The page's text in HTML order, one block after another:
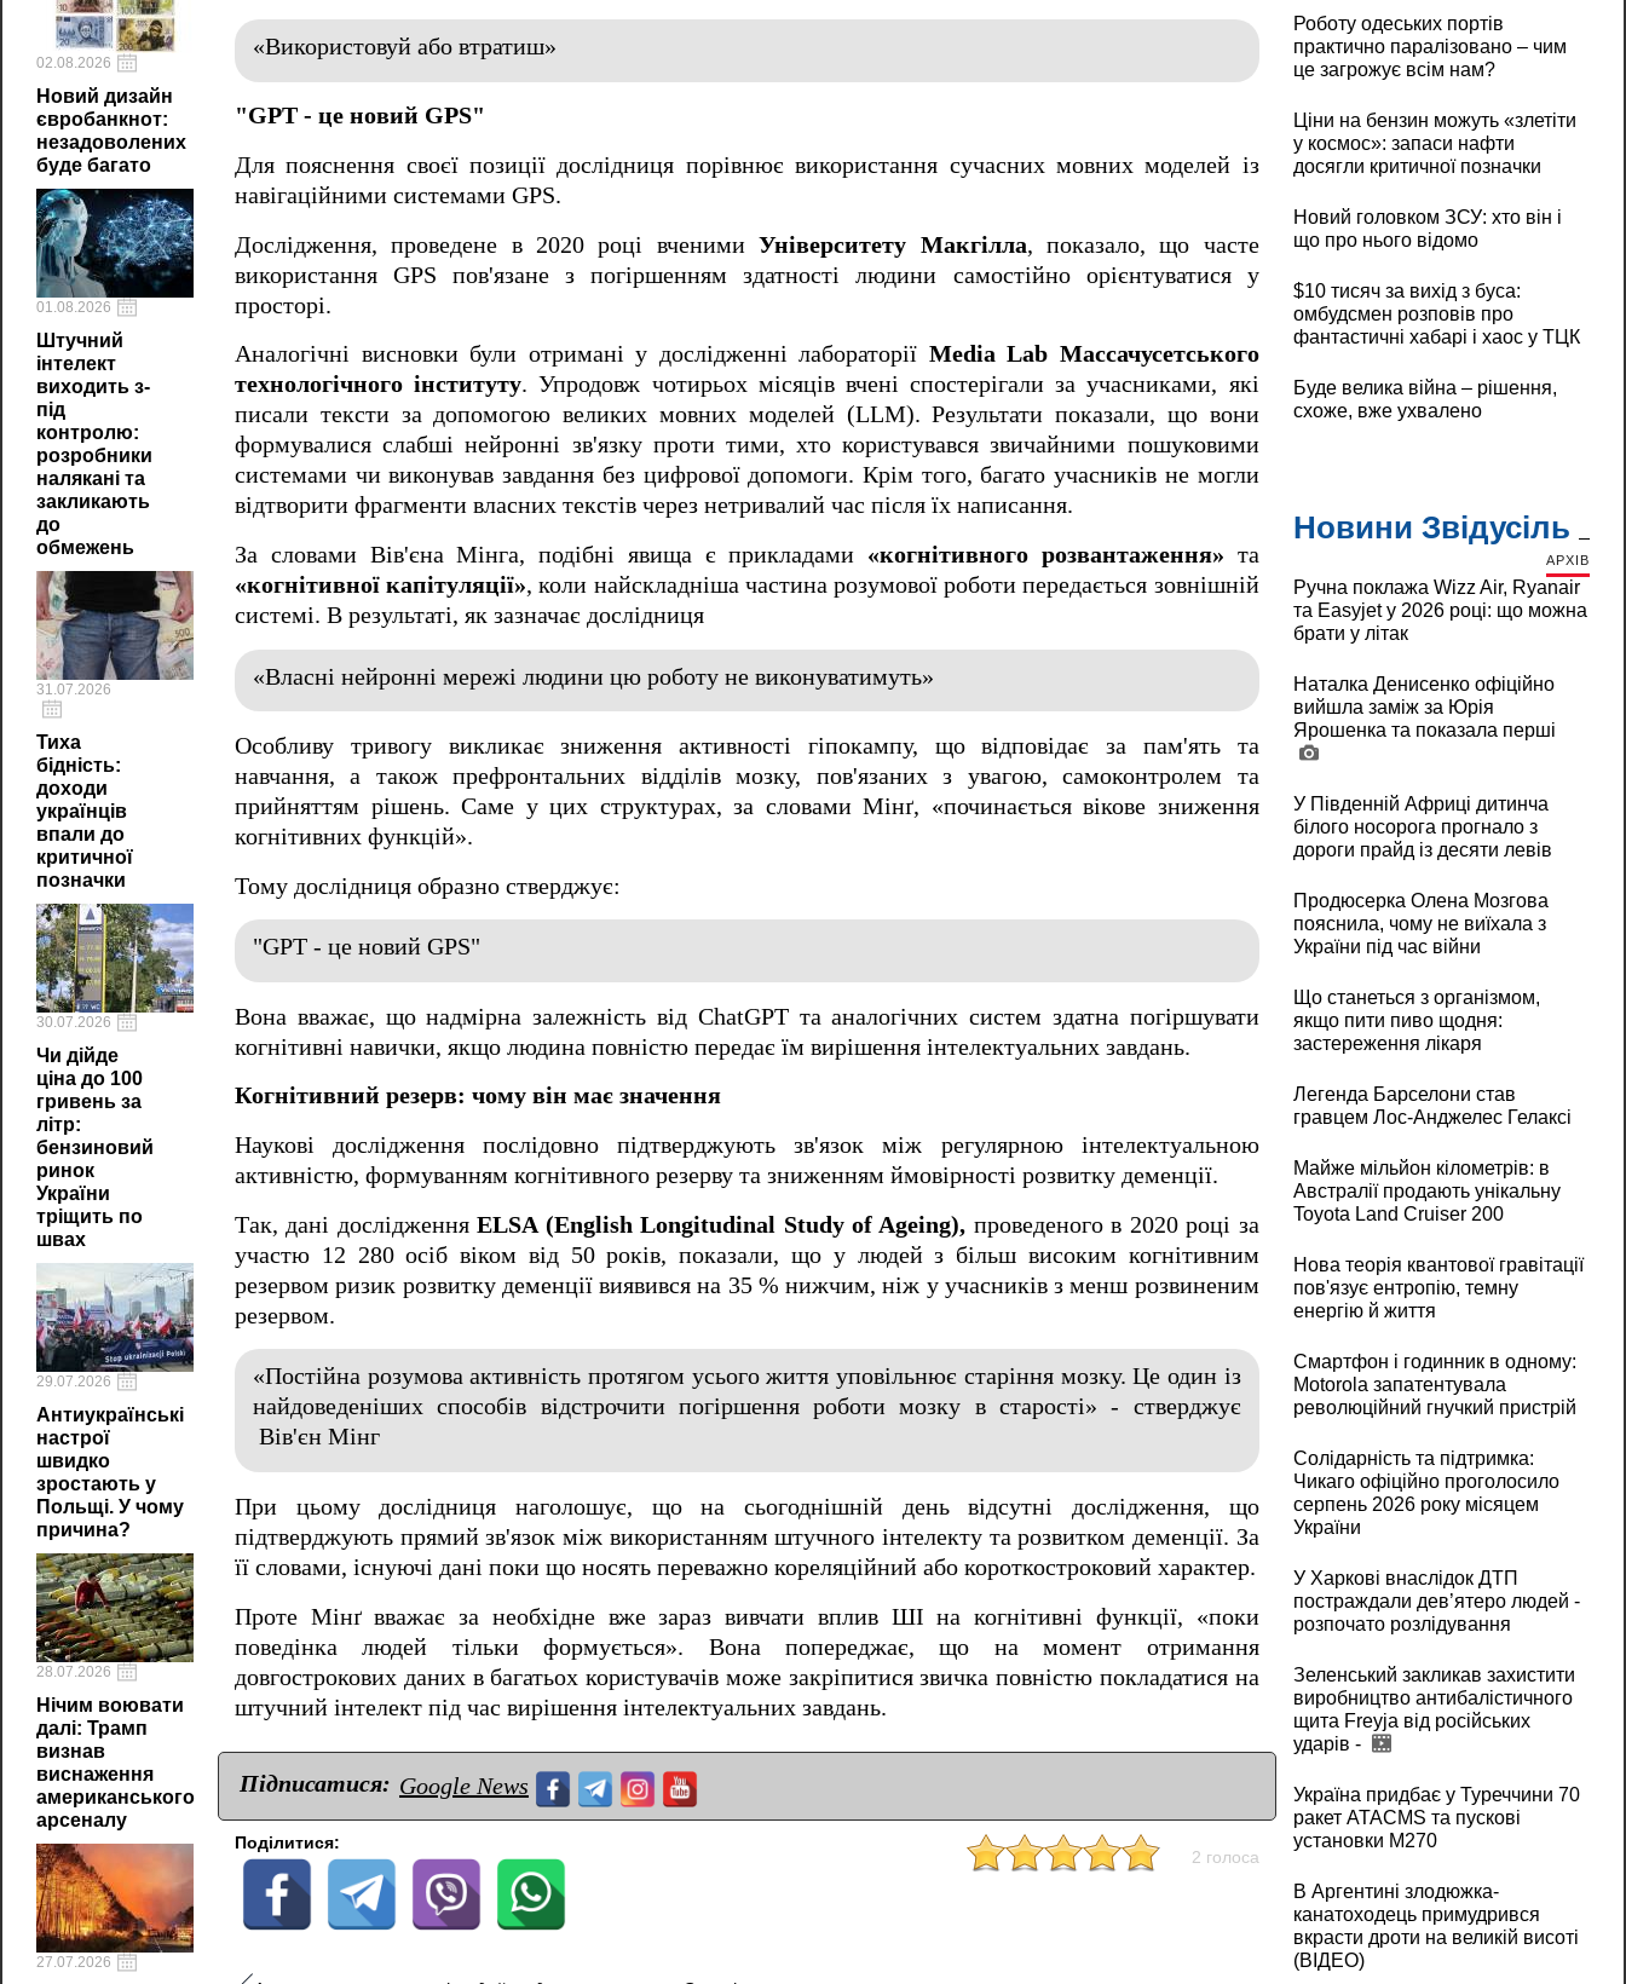
02.08.2026
Новий дизайн
євробанкнот:
незадоволених
буде багато
01.08.2026
Штучний
інтелект
виходить з-
під
контролю:
розробники
налякані та
закликають
до
обмежень
31.07.2026
Тиха
бідність:
доходи
українців
впали до
критичної
позначки
30.07.2026
Чи дійде
ціна до 100
гривень за
літр:
бензиновий
ринок
України
тріщить по
швах
29.07.2026
Антиукраїнські
настрої
швидко
зростають у
Польщі. У чому
причина?
28.07.2026
Нічим воювати
далі: Трамп
визнав
виснаження
американського
арсеналу
27.07.2026
«Використовуй або втратиш»
"GPT - це новий GPS"
Для пояснення своєї позиції дослідниця порівнює використання сучасних мовних моделей із
навігаційними системами GPS.
Дослідження, проведене в 2020 році вченимиУніверситету Макгілла, показало, що часте
використання GPS пов'язане з погіршенням здатності людини самостійно орієнтуватися у
просторі.
Аналогічні висновки були отримані у дослідженні лабораторії Media Lab Массачусетського
технологічного інституту. Упродовж чотирьох місяців вчені спостерігали за учасниками, які
писали тексти за допомогою великих мовних моделей (LLM). Результати показали, що вони
формувалися слабші нейронні зв'язку проти тими, хто користувався звичайними пошуковими
системами чи виконував завдання без цифрової допомоги. Крім того, багато учасників не могли
відтворити фрагменти власних текстів через нетривалий час після їх написання.
За словами Вів'єна Мінга, подібні явища є прикладами «когнітивного розвантаження» та
«когнітивної капітуляції», коли найскладніша частина розумової роботи передається зовнішній
системі. В результаті, як зазначає дослідниця
«Власні нейронні мережі людини цю роботу не виконуватимуть»
Особливу тривогу викликає зниження активності гіпокампу, що відповідає за пам'ять та
навчання, а також префронтальних відділів мозку, пов'язаних з увагою, самоконтролем та
прийняттям рішень. Саме у цих структурах, за словами Мінґ, «починається вікове зниження
когнітивних функцій».
Тому дослідниця образно стверджує:
"GPT - це новий GPS"
Вона вважає, що надмірна залежність від ChatGPT та аналогічних систем здатна погіршувати
когнітивні навички, якщо людина повністю передає їм вирішення інтелектуальних завдань.
Когнітивний резерв: чому він має значення
Наукові дослідження послідовно підтверджують зв'язок між регулярною інтелектуальною
активністю, формуванням когнітивного резерву та зниженням ймовірності розвитку деменції.
Так, дані дослідженняELSA (English Longitudinal Study of Ageing), проведеного в 2020 році за
участю 12 280 осіб віком від 50 років, показали, що у людей з більш високим когнітивним
резервом ризик розвитку деменції виявився на 35 % нижчим, ніж у учасників з менш розвиненим
резервом.
«Постійна розумова активність протягом усього життя уповільнює старіння мозку. Це один із
найдоведеніших способів відстрочити погіршення роботи мозку в старості» - стверджує
Вів'єн Мінг
При цьому дослідниця наголошує, що на сьогоднішній день відсутні дослідження, що
підтверджують прямий зв'язок між використанням штучного інтелекту та розвитком деменції. За
її словами, існуючі дані поки що носять переважно кореляційний або короткостроковий характер.
Проте Мінґ вважає за необхідне вже зараз вивчати вплив ШІ на когнітивні функції, «поки
поведінка людей тільки формується». Вона попереджає, що на момент отримання
довгострокових даних в багатьох користувачів може закріпитися звичка повністю покладатися на
штучний інтелект під час вирішення інтелектуальних завдань.
Підписатися: Google News
Поділитися:
2 голоса
Роботу одеських портів
практично паралізовано – чим
це загрожує всім нам?
Ціни на бензин можуть «злетіти
у космос»: запаси нафти
досягли критичної позначки
Новий головком ЗСУ: хто він і
що про нього відомо
$10 тисяч за вихід з буса:
омбудсмен розповів про
фантастичні хабарі і хаос у ТЦК
Буде велика війна – рішення,
схоже, вже ухвалено
Новини Звідусіль
АРХІВ
Ручна поклажа Wizz Air, Ryanair
та Easyjet у 2026 році: що можна
брати у літак
Наталка Денисенко офіційно
вийшла заміж за Юрія
Ярошенка та показала перші
У Південній Африці дитинча
білого носорога прогнало з
дороги прайд із десяти левів
Продюсерка Олена Мозгова
пояснила, чому не виїхала з
України під час війни
Що станеться з організмом,
якщо пити пиво щодня:
застереження лікаря
Легенда Барселони став
гравцем Лос-Анджелес Гелаксі
Майже мільйон кілометрів: в
Австралії продають унікальну
Toyota Land Cruiser 200
Нова теорія квантової гравітації
пов'язує ентропію, темну
енергію й життя
Смартфон і годинник в одному:
Motorola запатентувала
революційний гнучкий пристрій
Солідарність та підтримка:
Чикаго офіційно проголосило
серпень 2026 року місяцем
України
У Харкові внаслідок ДТП
постраждали дев’ятеро людей -
розпочато розлідування
Зеленський закликав захистити
виробництво антибалістичного
щита Freyja від російських
ударів -
Україна придбає у Туреччини 70
ракет ATACMS та пускові
установки M270
В Аргентині злодюжка-
канатоходець примудрився
вкрасти дроти на великій висоті
(ВІДЕО)